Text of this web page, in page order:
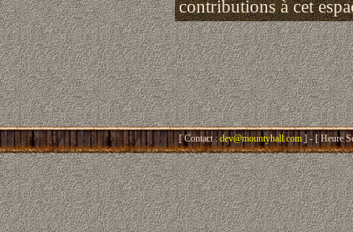
contributions à cet
[ Contact : dev@mountyhall.com ] - [ Heure